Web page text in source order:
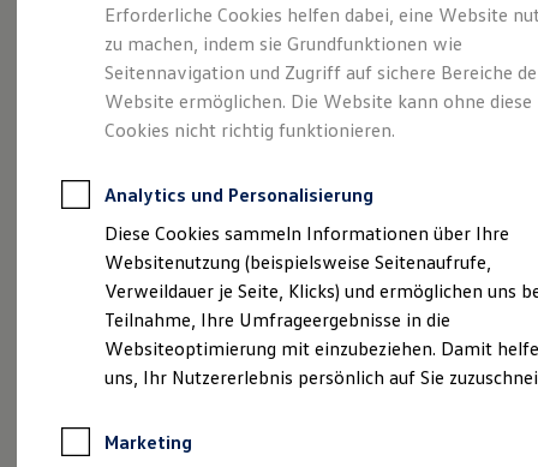
Leasing
Leasing-Angebote
Gebrauchtwagen Leasing
Junge Gebrauchtwagen-Leasing
Elektroauto Leasing
Kleinwagen-Leasing
Leasing ohne Anzahlung
Autokredit mit Schlussrate
Versicherungen und Garantien
Kfz-Versicherung
Restschuldversicherungen
Garantien
Wartungsverträge
Geschäftskunden
Professional Class bei Volkswagen
Großkunden
Behörden
Anpfiff zum Gewinn
Volkswagen Economy
Service Rabattaktion
Erforderliche Cookies helfen dabei, eine Website
zu machen, indem sie Grundfunktionen wie
Seitennavigation und Zugriff auf sichere Bereiche
Website ermöglichen. Die Website kann ohne diese
Cookies nicht richtig funktionieren.
Analytics und Personalisierung
Diese Cookies sammeln Informationen über Ihre
Websitenutzung (beispielsweise Seitenaufrufe,
Verweildauer je Seite, Klicks) und ermöglichen uns
Teilnahme, Ihre Umfrageergebnisse in die
Websiteoptimierung mit einzubeziehen. Damit
uns, Ihr Nutzererlebnis persönlich auf Sie
Marketing